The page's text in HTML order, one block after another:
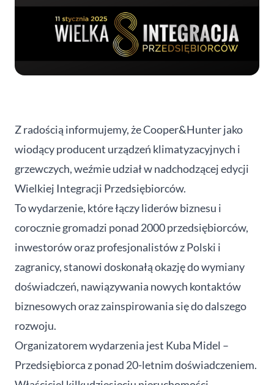
Z radością informujemy, że Cooper&Hunter jako
wiodący producent urządzeń klimatyzacyjnych i
grzewczych, weźmie udział w nadchodzącej edycji
Wielkiej Integracji Przedsiębiorców.
To wydarzenie, które łączy liderów biznesu i
corocznie gromadzi ponad 2000 przedsiębiorców,
inwestorów oraz profesjonalistów z Polski i
zagranicy, stanowi doskonałą okazję do wymiany
doświadczeń, nawiązywania nowych kontaktów
biznesowych oraz zainspirowania się do dalszego
rozwoju.
Organizatorem wydarzenia jest Kuba Midel –
Przedsiębiorca z ponad 20-letnim doświadczeniem.